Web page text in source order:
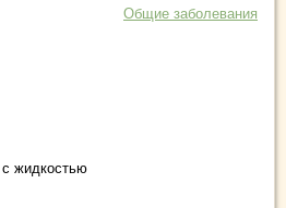
Общие заболевания
с жидкостью